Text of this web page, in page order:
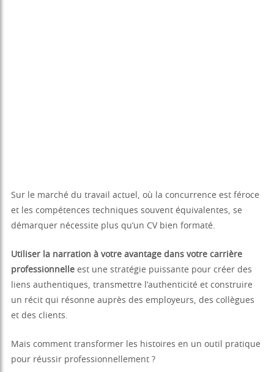
Sur le marché du travail actuel, où la concurrence est féroce
et les compétences techniques souvent équivalentes, se
démarquer nécessite plus qu’un CV bien formaté.
Utiliser la narration à votre avantage dans votre carrière
professionnelle est une stratégie puissante pour créer des
liens authentiques, transmettre l’authenticité et construire
un récit qui résonne auprès des employeurs, des collègues
et des clients.
Mais comment transformer les histoires en un outil pratique
pour réussir professionnellement ?